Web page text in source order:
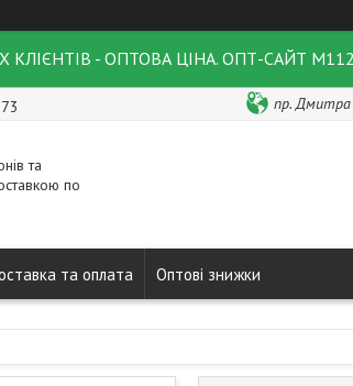
- ОПТОВА ЦІНА. ОПТ-САЙТ
пр. Дмитра
та
по
та оплата Оптові знижки